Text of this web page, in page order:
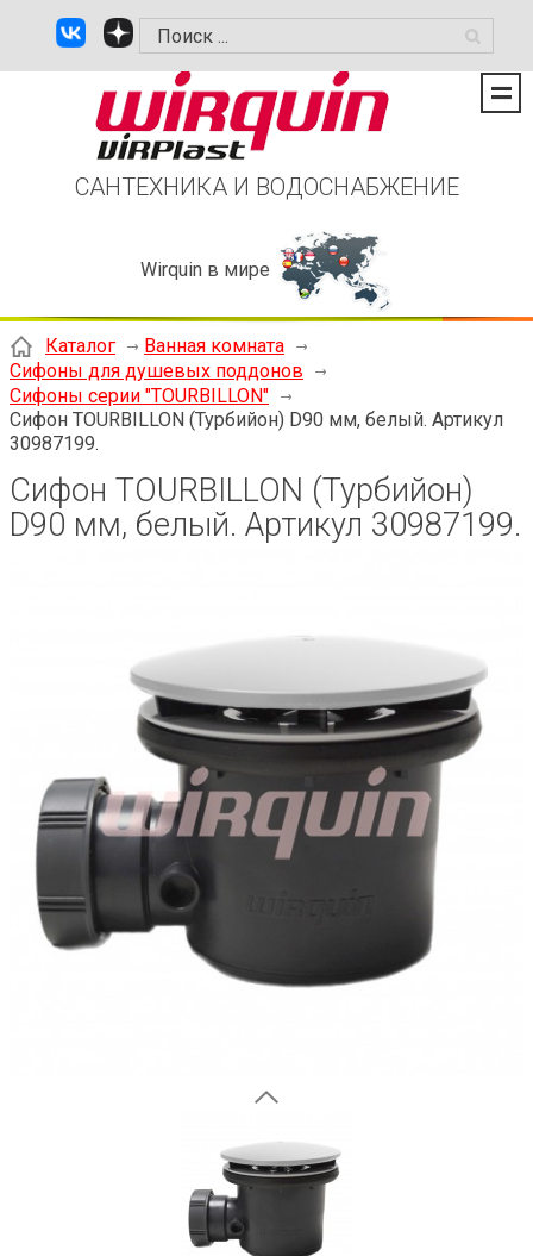
САНТЕХНИКА И ВОДОСНАБЖЕНИЕ
Wirquin в мире
Каталог
Ванная комната
Сифоны для душевых поддонов
Сифоны серии "TOURBILLON"
Сифон TOURBILLON (Турбийон) D90 мм, белый. Артикул
30987199.
Сифон TOURBILLON (Турбийон)
D90 мм, белый. Артикул 30987199.